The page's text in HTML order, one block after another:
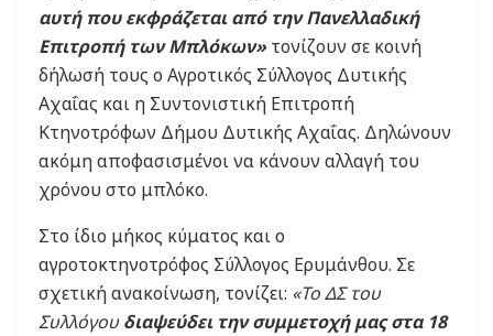
αυτή που εκφράζεται από την Πανελλαδική
Επιτροπή των Μπλόκων» τονίζουν σε κοινή
δήλωσή τους ο Αγροτικός Σύλλογος Δυτικής
Αχαΐας και η Συντονιστική Επιτροπή
Κτηνοτρόφων Δήμου Δυτικής Αχαΐας. Δηλώνουν
ακόμη αποφασισμένοι να κάνουν αλλαγή του
χρόνου στο μπλόκο.
Στο ίδιο μήκος κύματος και ο
αγροτοκτηνοτρόφος Σύλλογος Ερυμάνθου. Σε
σχετική ανακοίνωση, τονίζει: «Το ΔΣ του
Συλλόγου διαψεύδει την συμμετοχή μας στα 18